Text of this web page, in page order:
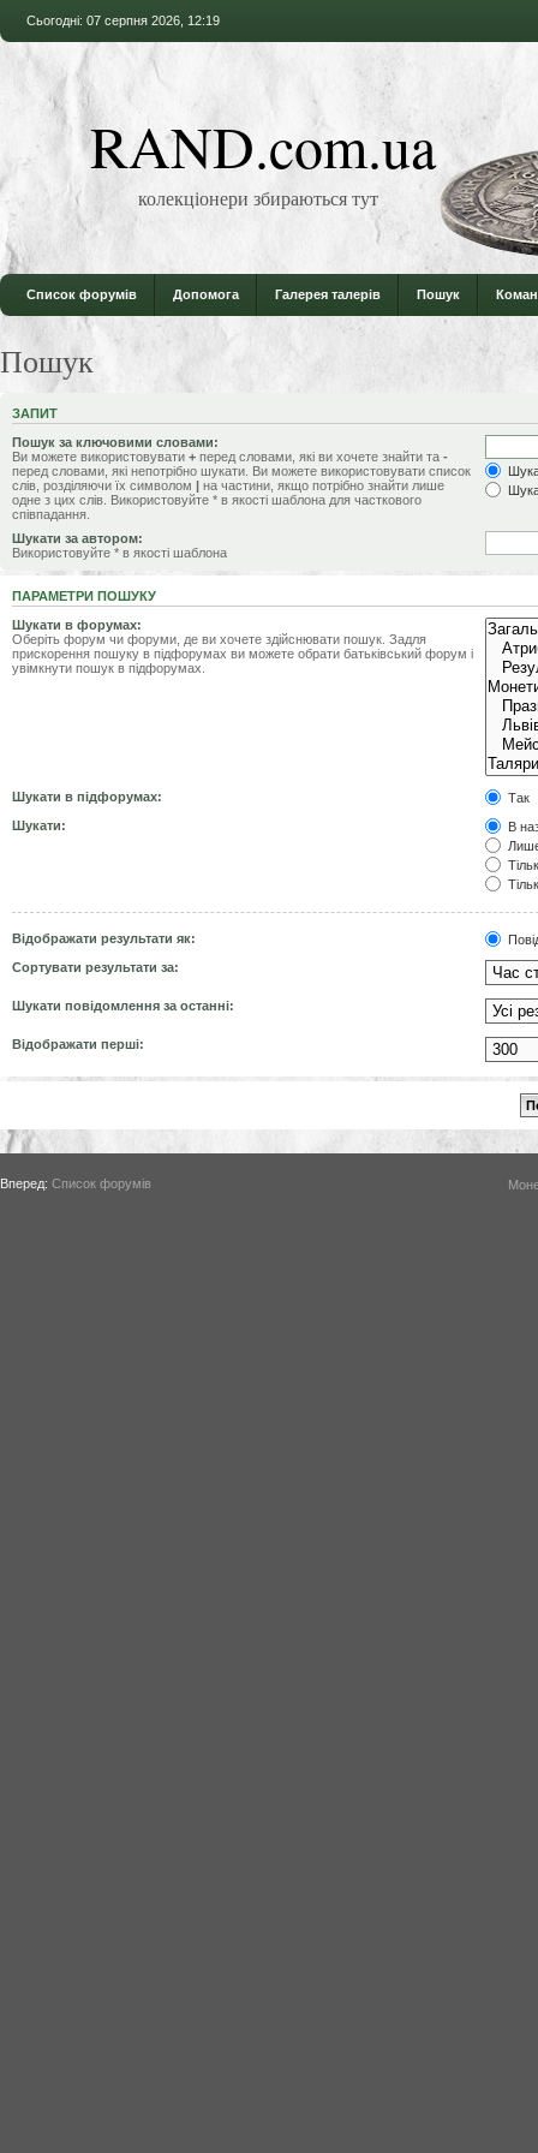
Сьогодні: 07 серпня 2026, 12:19
RAND.com.ua
колекціонери збираються тут
Список форумів Допомога Галерея талерів Пошук
Пошук
ЗАПИТ
Пошук за ключовими словами:
Ви можете використовувати + перед словами, які ви хочете знайти та -
перед словами, які непотрібно шукати. Ви можете використовувати список
слів, розділяючи їх символом | на частини, якщо потрібно знайти лише
одне з цих слів. Використовуйте * в якості шаблона для часткового
співпадання.
Шукати за автором:
Використовуйте * в якості шаблона
ПАРАМЕТРИ ПОШУКУ
Шукати в форумах:
Оберіть форум чи форуми, де ви хочете здійснювати пошук. Задля
прискорення пошуку в підфорумах ви можете обрати батьківський форум і
увімкнути пошук в підфорумах.
Шукати в підфорумах:
Так
Шукати:
В
Відображати результати як:
Сортувати результати за:
Шукати повідомлення за останні:
Відображати перші:
Вперед: Список форумів